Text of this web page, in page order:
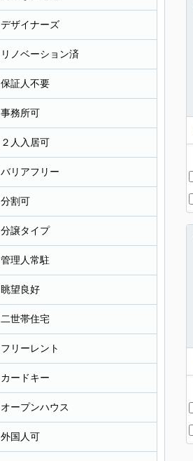
デザイナーズ
リノベーション済
保証人不要
事務所可
２人入居可
バリアフリー
分割可
分譲タイプ
管理人常駐
眺望良好
二世帯住宅
フリーレント
カードキー
オープンハウス
外国人可